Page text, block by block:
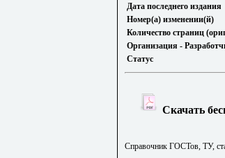
Дата последнего издания
Номер(а) изменении(й)
Количество страниц
Организация -
Статус
Скачать
Справочник ГОСТов, ТУ,